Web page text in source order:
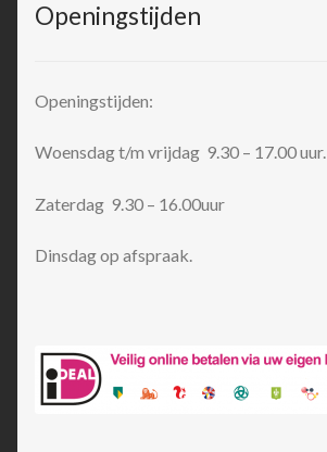
Openingstijden
Openingstijden:
Woensdag t/m vrijdag 9.30 – 17.00 uur.
Zaterdag 9.30 – 16.00uur
Dinsdag op afspraak.